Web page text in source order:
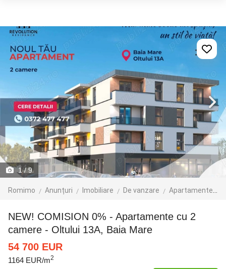
1/ 9
Romimo Anunțuri Imobiliare De vanzare Apartamente de vanzare
NEW! COMISION 0% - Apartamente cu 2
camere - Oltului 13A, Baia Mare
54 700 EUR
1164 EUR/m2